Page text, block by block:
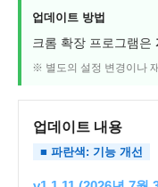
업데이트 방법
크롬 확장 프로그램은
※ 별도의 설정 변경이나
업데이트 내용
■ 파란색: 기능 개선